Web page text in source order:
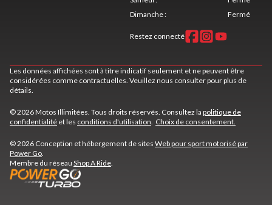
Dimanche: Fermé
Restez connecté
Les données affichées sont à titre indicatif seulement et ne peuvent être
considérées comme contractuelles. Veuillez nous consulter pour plus de
détails.
© 2026 Motos Illimitées. Tous droits réservés. Consultez la politique de
confidentialité et les conditions d'utilisation. Choix de consentement.
© 2026 Conception et hébergement de sites Web pour sport motorisé par
Power Go.
Membre du réseau Shop A Ride.